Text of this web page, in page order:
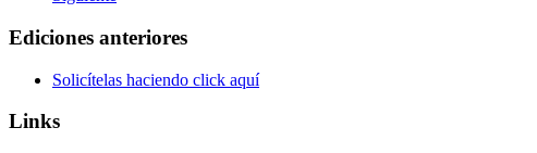
Ediciones anteriores
Solicítelas haciendo click aquí
Links